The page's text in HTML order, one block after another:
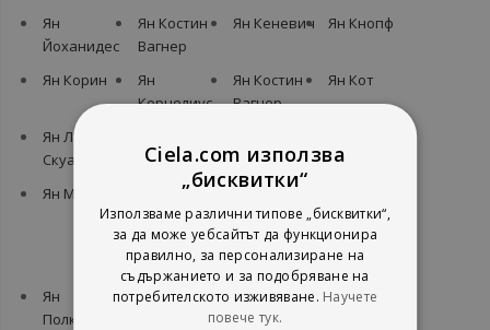
Ян
Йоханидес
Ян Кoстин
Вaгнeр
Ян Кеневич Ян Кнопф
Ян Корин
Ян
Корнелиус
Ян Костин
Вагнер
Ян Кот
Ян Ле
Скуарнек
Макдермът
Ян Моран
Мюелфайт,
Мелина
Кости
Ян Новак
Схютен
Ян
Полковски
Ян Потоцки Ян Рихлих Ян Стокласа
Ciela.com използва
„бисквитки“
Използваме различни типове „бисквитки“,
за да може уебсайтът да функционира
правилно, за персонализиране на
съдържанието и за подобряване на
потребителското изживяване. Научете
повече тук.